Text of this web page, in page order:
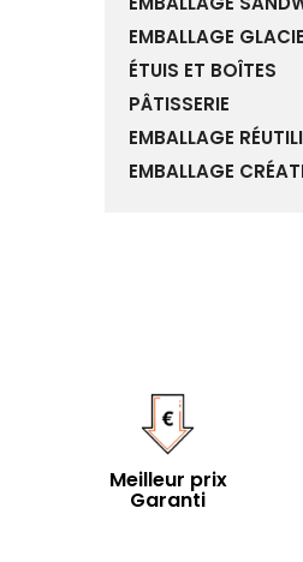
EMBALLAGE
ÉTUIS ET BOÎTES
PÂTISSERIE
EMBALLAGE
EMBALLAGE
Meilleur prix
Garanti